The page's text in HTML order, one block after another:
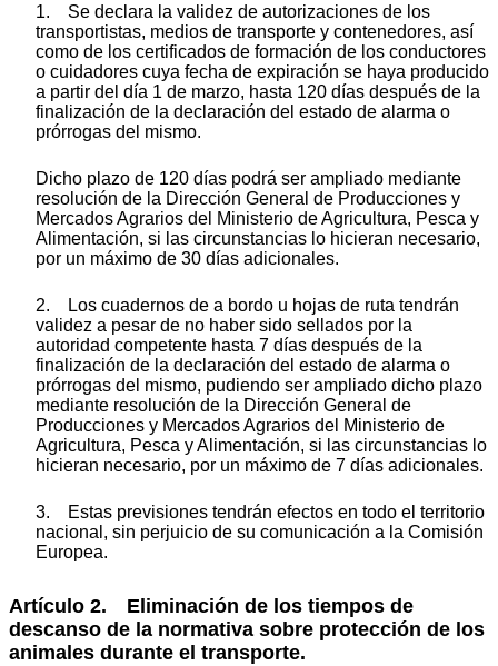
1. Se declara la validez de autorizaciones de los
transportistas, medios de transporte y contenedores, así
como de los certificados de formación de los conductores
o cuidadores cuya fecha de expiración se haya producido
a partir del día 1 de marzo, hasta 120 días después de la
finalización de la declaración del estado de alarma o
prórrogas del mismo.
Dicho plazo de 120 días podrá ser ampliado mediante
resolución de la Dirección General de Producciones y
Mercados Agrarios del Ministerio de Agricultura, Pesca y
Alimentación, si las circunstancias lo hicieran necesario,
por un máximo de 30 días adicionales.
2. Los cuadernos de a bordo u hojas de ruta tendrán
validez a pesar de no haber sido sellados por la
autoridad competente hasta 7 días después de la
finalización de la declaración del estado de alarma o
prórrogas del mismo, pudiendo ser ampliado dicho plazo
mediante resolución de la Dirección General de
Producciones y Mercados Agrarios del Ministerio de
Agricultura, Pesca y Alimentación, si las circunstancias lo
hicieran necesario, por un máximo de 7 días adicionales.
3. Estas previsiones tendrán efectos en todo el territorio
nacional, sin perjuicio de su comunicación a la Comisión
Europea.
Artículo 2. Eliminación de los tiempos de
descanso de la normativa sobre protección de los
animales durante el transporte.